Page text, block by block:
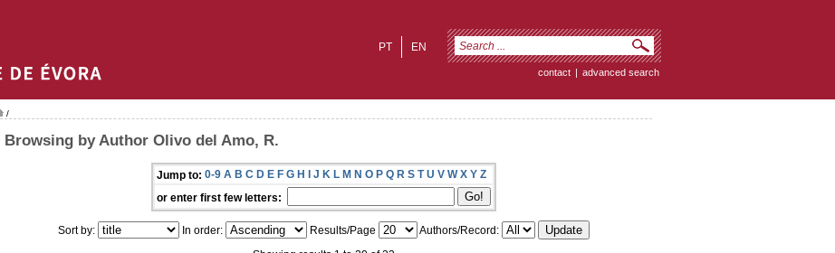
EN
PT
contact | advanced search
/
Browsing by Author Olivo del Amo, R.
Jump to: 0-9 A B C D E F G H I J K L M N O P Q R S T U V W X Y Z
or enter first few letters:
Sort by: In order: Results/Page
Authors/Record: